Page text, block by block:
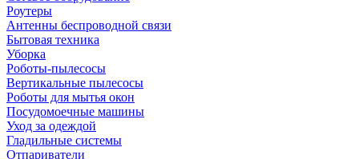
Роутеры
Антенны беспроводной связи
Бытовая техника
Уборка
Роботы-пылесосы
Вертикальные пылесосы
Роботы для мытья окон
Посудомоечные машины
Уход за одеждой
Гладильные системы
Отпариватели